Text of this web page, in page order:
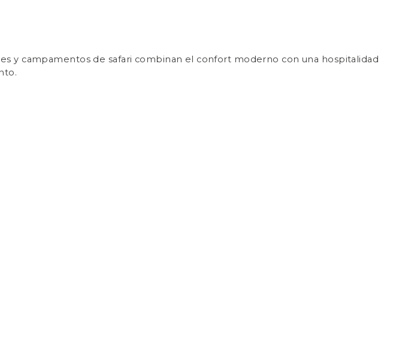
y campamentos de safari combinan el confort moderno con una hospitalidad